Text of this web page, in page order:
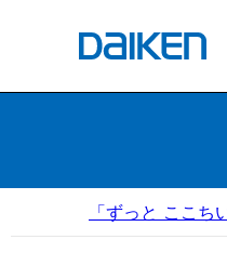
「ずっと ここ